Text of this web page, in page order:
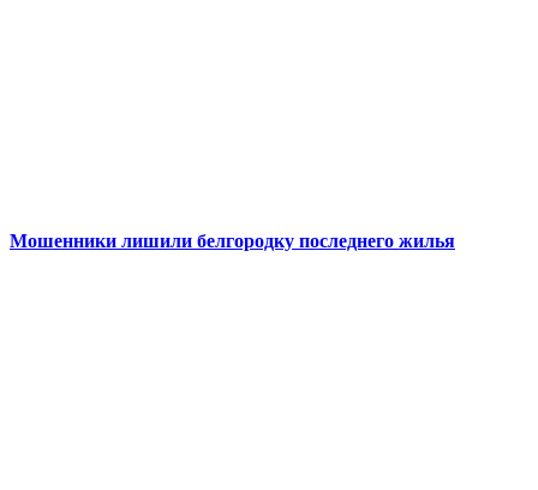
Мошенники лишили белгородку последнего жилья